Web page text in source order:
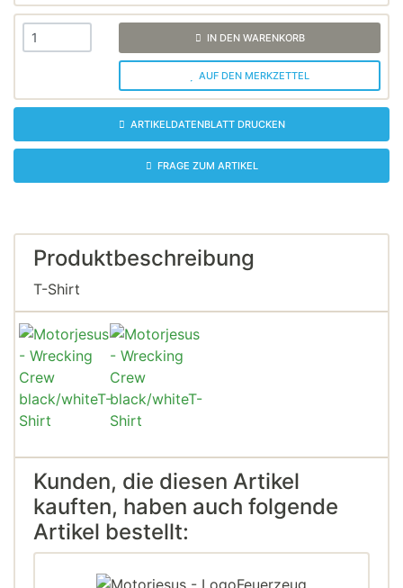
IN DEN WARENKORB
AUF DEN MERKZETTEL
ARTIKELDATENBLATT DRUCKEN
FRAGE ZUM ARTIKEL
Produktbeschreibung
T-Shirt
Kunden, die diesen Artikel
kauften, haben auch folgende
Artikel bestellt: